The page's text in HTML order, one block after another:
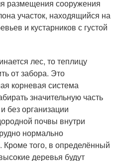
размещения сооружения
участок, находящийся на
и кустарников с густой
лес, то теплицу
от забора. Это
корневая система
значительную часть
без организации
почвы внутри
нормально
Кроме того, в определённый
деревья будут